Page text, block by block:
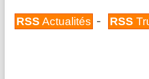
RSS Actualités - RSS